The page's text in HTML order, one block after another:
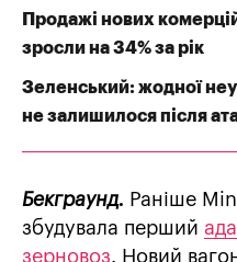
Продажі нових
зросли на 34% за рік
Зеленський: жодної
не залишилося після
Бекграунд. Раніше
збудувала перший
зерновоз. Новий